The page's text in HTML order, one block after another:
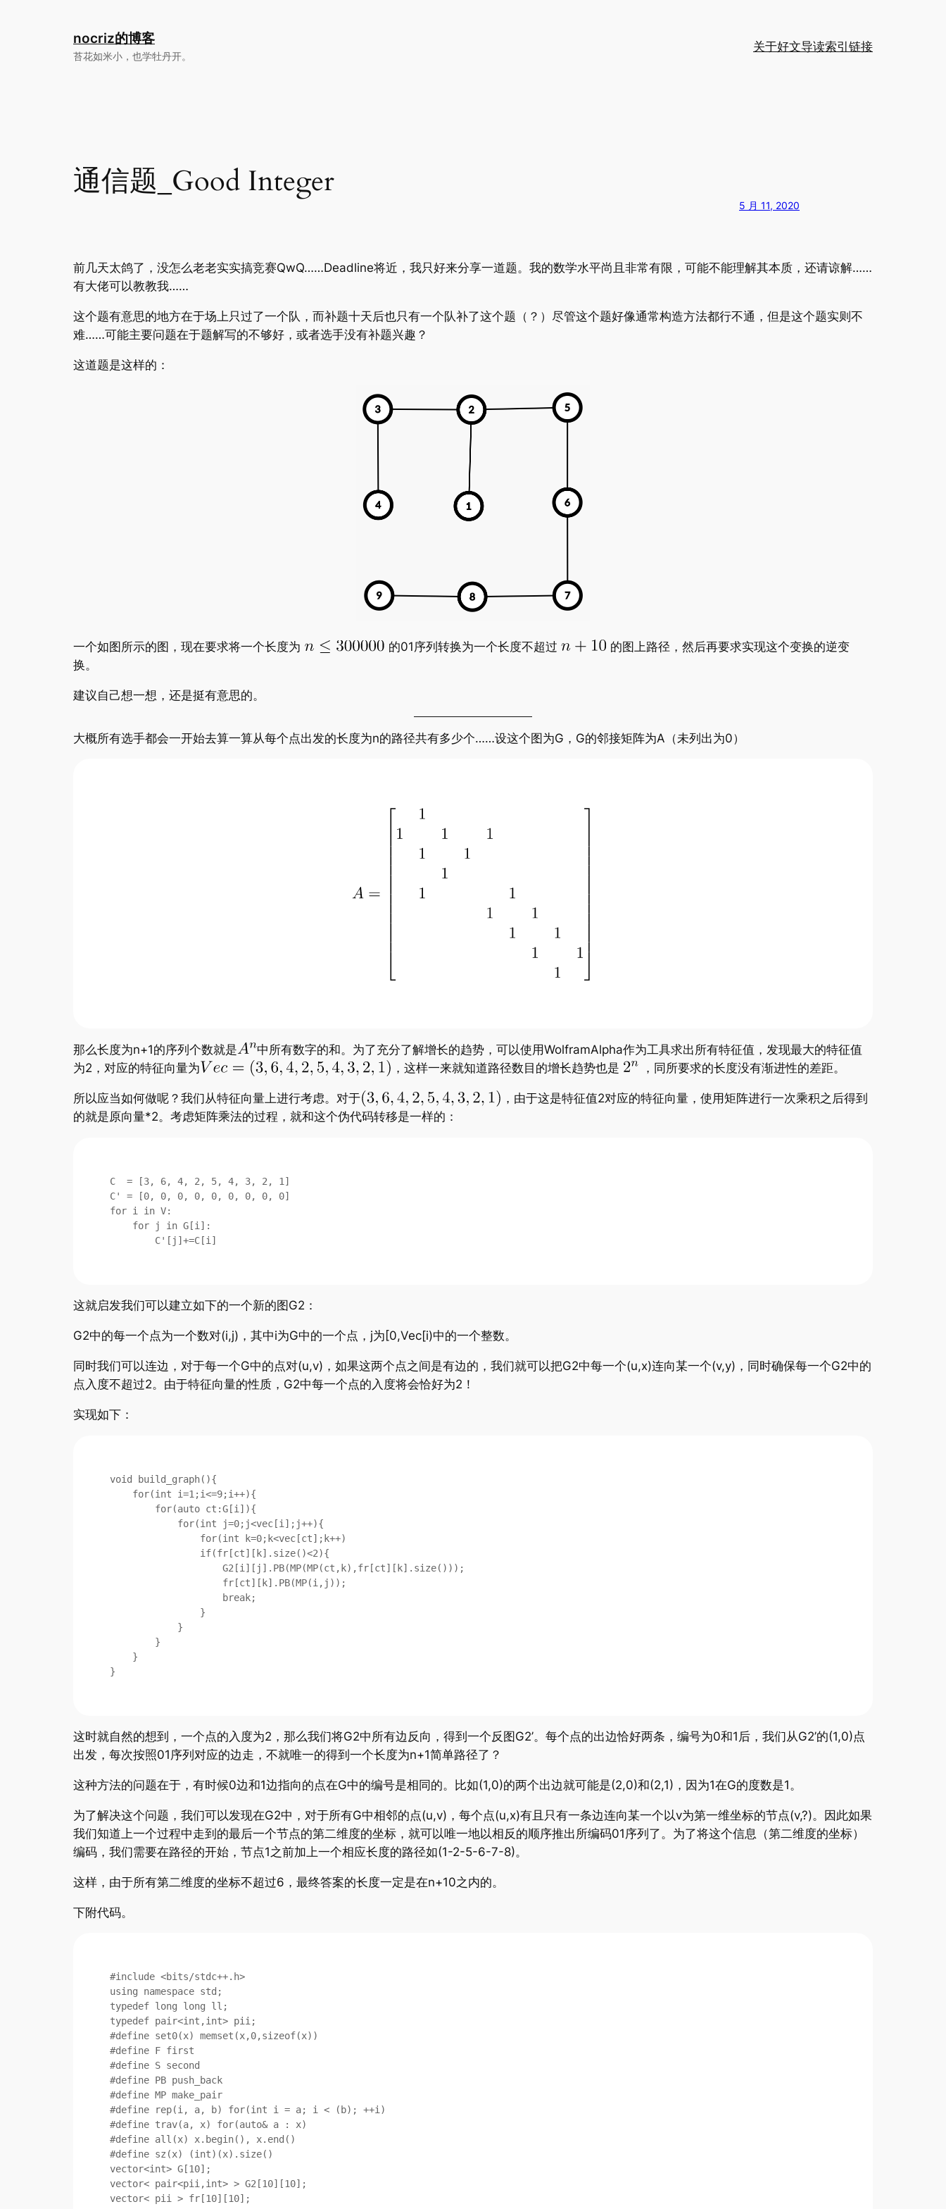
nocriz的博客
苔花如米小，也学牡丹开。
关于好文导读索引链接
通信题_Good Integer
5 月 11, 2020
前几天太鸽了，没怎么老老实实搞竞赛QwQ……Deadline将近，我只好来分享一道题。我的数学水平尚且非常有限，可能不能理解其本质，还请谅解……
有大佬可以教教我……
这个题有意思的地方在于场上只过了一个队，而补题十天后也只有一个队补了这个题（？）尽管这个题好像通常构造方法都行不通，但是这个题实则不
难……可能主要问题在于题解写的不够好，或者选手没有补题兴趣？
这道题是这样的：
一个如图所示的图，现在要求将一个长度为 的01序列转换为一个长度不超过
的图上路径，然后再要求实现这个变换的逆变
换。
建议自己想一想，还是挺有意思的。
大概所有选手都会一开始去算一算从每个点出发的长度为n的路径共有多少个……设这个图为G，G的邻接矩阵为A（未列出为0）
那么长度为n+1的序列个数就是
中所有数字的和。为了充分了解增长的趋势，可以使用WolframAlpha作为工具求出所有特征值，发现最大的特征值
为2，对应的特征向量为
，这样一来就知道路径数目的增长趋势也是 ，同所要求的长度没有渐进性的差距。
所以应当如何做呢？我们从特征向量上进行考虑。对于
，由于这是特征值2对应的特征向量，使用矩阵进行一次乘积之后得到
的就是原向量*2。考虑矩阵乘法的过程，就和这个伪代码转移是一样的：
C  = [3, 6, 4, 2, 5, 4, 3, 2, 1]
C' = [0, 0, 0, 0, 0, 0, 0, 0, 0]
for i in V:
        C'[j]+=C[i]
这就启发我们可以建立如下的一个新的图G2：
G2中的每一个点为一个数对(i,j)，其中i为G中的一个点，j为[0,Vec[i)中的一个整数。
同时我们可以连边，对于每一个G中的点对(u,v)，如果这两个点之间是有边的，我们就可以把G2中每一个(u,x)连向某一个(v,y)，同时确保每一个G2中的
点入度不超过2。由于特征向量的性质，G2中每一个点的入度将会恰好为2！
实现如下：
void build_graph(){
}
这时就自然的想到，一个点的入度为2，那么我们将G2中所有边反向，得到一个反图G2’。每个点的出边恰好两条，编号为0和1后，我们从G2’的(1,0)点
出发，每次按照01序列对应的边走，不就唯一的得到一个长度为n+1简单路径了？
这种方法的问题在于，有时候0边和1边指向的点在G中的编号是相同的。比如(1,0)的两个出边就可能是(2,0)和(2,1)，因为1在G的度数是1。
为了解决这个问题，我们可以发现在G2中，对于所有G中相邻的点(u,v)，每个点(u,x)有且只有一条边连向某一个以v为第一维坐标的节点(v,?)。因此如果
我们知道上一个过程中走到的最后一个节点的第二维度的坐标，就可以唯一地以相反的顺序推出所编码01序列了。为了将这个信息（第二维度的坐标）
编码，我们需要在路径的开始，节点1之前加上一个相应长度的路径如(1-2-5-6-7-8)。
这样，由于所有第二维度的坐标不超过6，最终答案的长度一定是在n+10之内的。
下附代码。
#include <bits/stdc++.h>
using namespace std;
typedef long long ll;
typedef pair<int,int> pii;
#define set0(x) memset(x,0,sizeof(x))
#define F first
#define S second
#define PB push_back
#define MP make_pair
#define rep(i, a, b) for(int i = a; i < (b); ++i)
#define trav(a, x) for(auto& a : x)
#define all(x) x.begin(), x.end()
#define sz(x) (int)(x).size()
vector<int> G[10];
vector< pair<pii,int> > G2[10][10];
vector< pii > fr[10][10];